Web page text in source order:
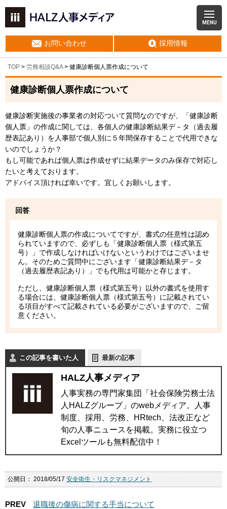
MENU
お問い合わせ 採用情報
TOP > 労務相談Q&A> 健康診断個人票作成について
健康診断個人票作成について
健康診断実施後の事業者の対応ついて質問なのですが、「健康診断
個人票」の作成に関しては、各個人の健康診断結果デ－タ（過去履
歴表記あり）を人事部で個人別に５年間保存することで代用できな
いのでしょうか？
もし可能であれば個人票は作成せずに結果データのみ保存で対応し
たいと考えております。
アドバイス頂ければ幸いです。宜しくお願いします。
回答
健康診断個人票の作成についてですが、書式の任意性は認め
られていますので、必ずしも「健康診断個人票（様式第五
号）」で作成しなければいけないというわけではございませ
ん。そのためご質問中にございます「健康診断結果デ－タ
（過去履歴表記あり）」でも代用は可能かと存じます。
ただし、健康診断個人票（様式第五号）以外の書式を使用す
る場合には、健康診断個人票（様式第五号）に記載されてい
る項目がすべて記載されている必要がございますので、ご留
意ください。
この記事を書いた人 最新の記事
HALZ人事メディア
人事実務の専門家集団「社会保険労務士法
人HALZグループ」のwebメディア。人事
制度、採用、労務、HRtech、法改正など
旬の人事ニュースを掲載。実務に役立つ
Excelツールも無料配信中！
公開日： 2018/05/17 安全衛生・リスクマネジメント
PREV
退職後の傷病に関する手当について